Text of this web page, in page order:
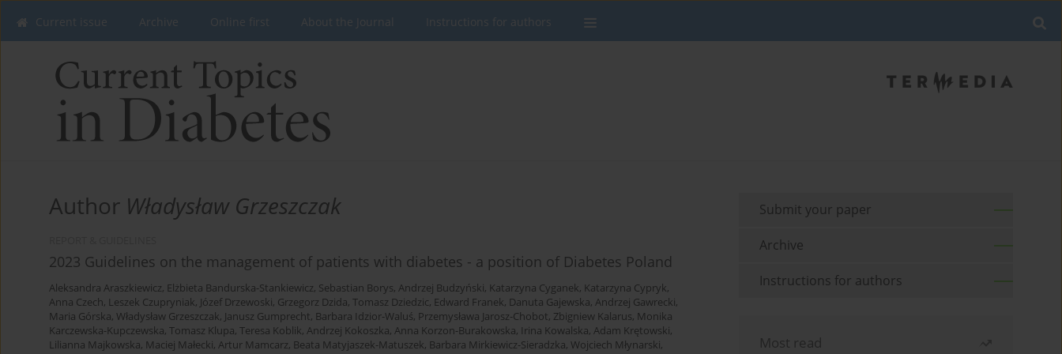
Current issue Archive Online first About the Journal Instructions for authors
Author Władysław Grzeszczak
2023 Guidelines on the management of patients with diabetes - a position of Diabetes Poland
Aleksandra Araszkiewicz, Elżbieta Bandurska-Stankiewicz, Sebastian Borys, Andrzej Budzyński, Katarzyna Cyganek, Katarzyna Cypryk,
Anna Czech, Leszek Czupryniak, Józef Drzewoski, Grzegorz Dzida, Tomasz Dziedzic, Edward Franek, Danuta Gajewska, Andrzej Gawrecki,
Maria Górska, Władysław Grzeszczak, Janusz Gumprecht, Barbara Idzior-Waluś, Przemysława Jarosz-Chobot, Zbigniew Kalarus, Monika
Karczewska-Kupczewska, Tomasz Klupa, Teresa Koblik, Andrzej Kokoszka, Anna Korzon-Burakowska, Irina Kowalska, Adam Krętowski,
Lilianna Majkowska, Maciej Małecki, Artur Mamcarz, Beata Matyjaszek-Matuszek, Barbara Mirkiewicz-Sieradzka, Wojciech Młynarski,
Submit your paper
Archive
Instructions for authors
Most read